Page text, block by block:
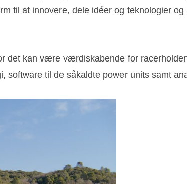
til at innovere, dele idéer og teknologier
det kan være værdiskabende for
til de såkaldte power units samt